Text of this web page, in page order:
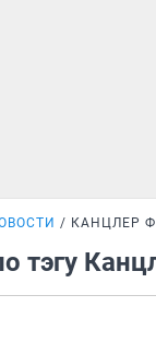
КАНЦЛЕР
тэгу